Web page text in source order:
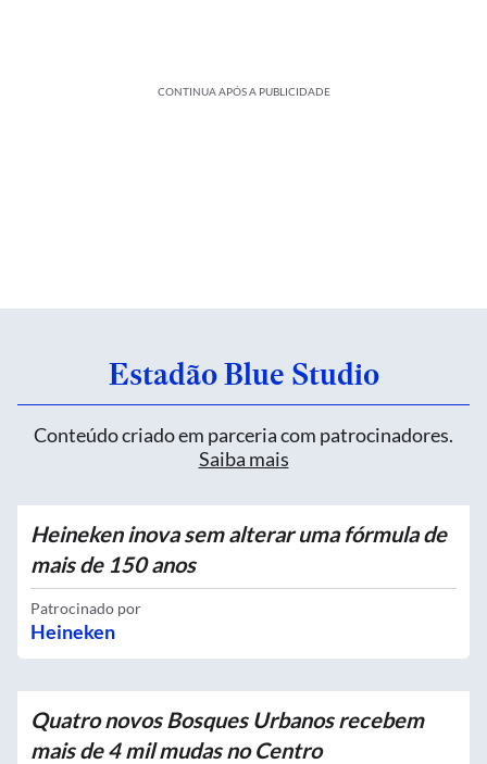
CONTINUA APÓS A PUBLICIDADE
Estadão Blue Studio
Conteúdo criado em parceria com patrocinadores.
Saiba mais
Heineken inova sem alterar uma fórmula de
mais de 150 anos
Patrocinado por
Heineken
Quatro novos Bosques Urbanos recebem
mais de 4 mil mudas no Centro